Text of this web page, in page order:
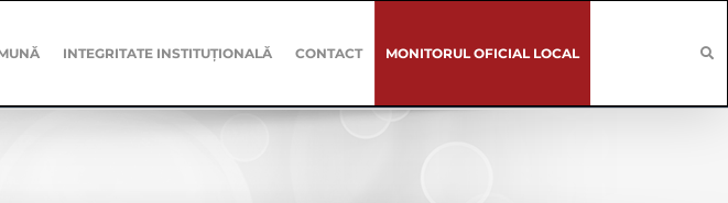
INTEGRITATE INSTITUȚIONALĂ CONTACT MONITORUL OFICIAL LOCAL